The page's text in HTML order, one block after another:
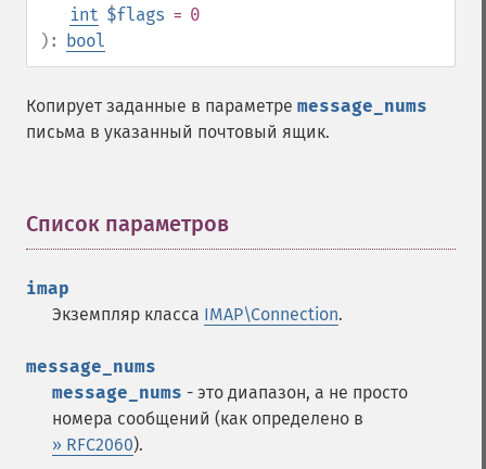
int $flags = 0
): bool
Копирует заданные в параметре message_nums
письма в указанный почтовый ящик.
Список параметров
imap
Экземпляр класса IMAP\Connection.
message_nums
message_nums - это диапазон, а не просто
номера сообщений (как определено в
» RFC2060).